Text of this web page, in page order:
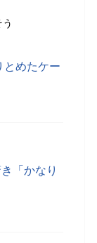
とめたケー
「かなり